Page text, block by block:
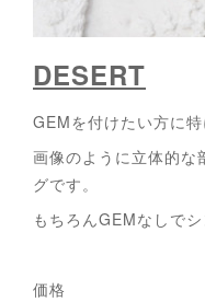
DESERT
GEMを付けたい方に特
画像のように立体的な
グです。
もちろんGEMなしで
価格